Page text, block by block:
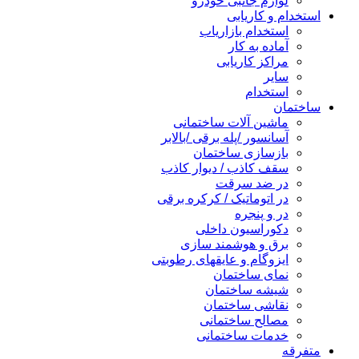
استخدام و کاریابی
استخدام بازاریاب
آماده به کار
مراکز کاریابی
سایر
استخدام
ساختمان
ماشین آلات ساختمانی
آسانسور /پله برقی /بالابر
بازسازی ساختمان
سقف کاذب / دیوار کاذب
در ضد سرقت
در اتوماتیک / کرکره برقی
در و پنجره
دکوراسیون داخلی
برق و هوشمند سازی
ایزوگام و عایقهای رطوبتی
نمای ساختمان
شیشه ساختمان
نقاشی ساختمان
مصالح ساختمانی
خدمات ساختمانی
متفرقه